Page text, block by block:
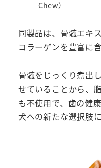
Chew）
同製品は、骨髄エキ
コラーゲンを豊富に
骨髄をじっくり煮出
せていることから、
も不使用で、歯の健
犬への新たな選択肢